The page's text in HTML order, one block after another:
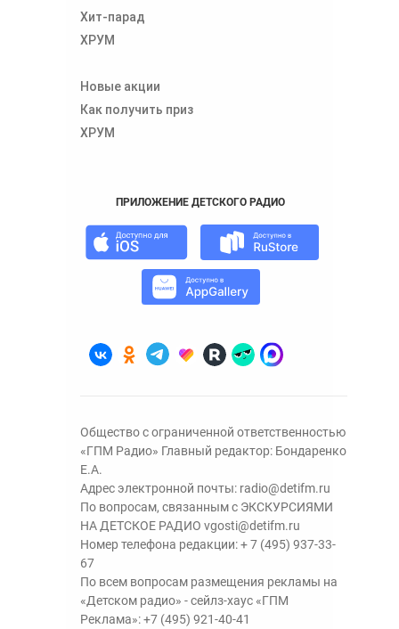
Хит-парад
ХРУМ
Новые акции
Как получить приз
ХРУМ
ПРИЛОЖЕНИЕ ДЕТСКОГО РАДИО
Общество с ограниченной ответственностью
«ГПМ Радио» Главный редактор: Бондаренко
Е.А.
Адрес электронной почты: radio@detifm.ru
По вопросам, связанным с ЭКСКУРСИЯМИ
НА ДЕТСКОЕ РАДИО vgosti@detifm.ru
Номер телефона редакции:+ 7 (495) 937-33-
67
По всем вопросам размещения рекламы на
«Детском радио» - сейлз-хаус «ГПМ
Реклама»:+7 (495) 921-40-41